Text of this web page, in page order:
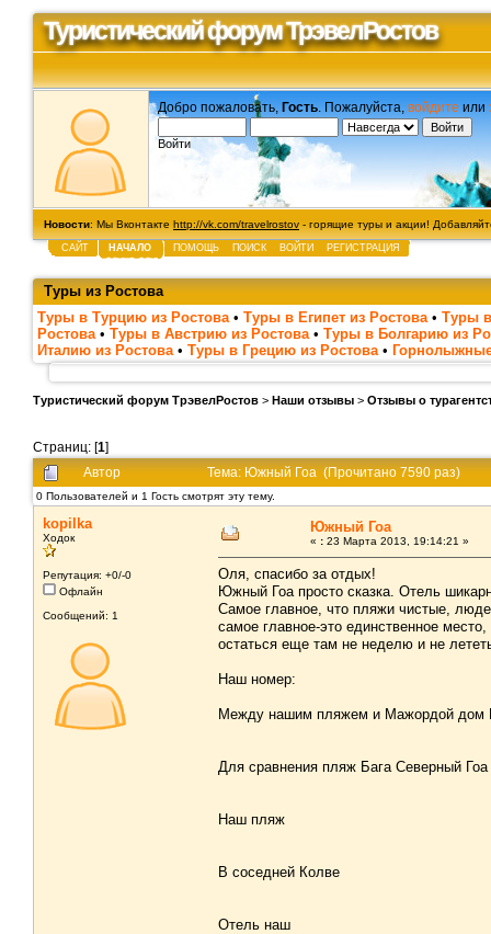
Туристический форум ТрэвелРостов
Добро пожаловать, Гость . Пожалуйста, войдите или
Войти
Новости: Мы Вконтакте http://vk.com/travelrostov - горящие туры и акции!
САЙТ НАЧАЛО ПОМОЩЬ ПОИСК ВОЙТИ РЕГИСТРАЦИЯ
Туры из Ростова
Туры в Турцию из Ростова • Туры в Египет из Ростова • Туры
Ростова • Туры в Австрию из Ростова • Туры в Болгарию из
Италию из Ростова • Туры в Грецию из Ростова •
Туристический форум ТрэвелРостов > Наши отзывы > Отзывы о
Страниц: [1]
Автор
Тема: Южный Гоа (Прочитано 7590 раз)
0 Пользователей и 1 Гость смотрят эту тему.
kopilka
Ходок
Репутация: +0/-0
Офлайн
Сообщений: 1
Южный Гоа
« : 23 Марта 2013, 19:14:21 »
Оля, спасибо за отдых!
Южный Гоа просто сказка. Отель
Самое главное, что пляжи чистые,
самое главное-это единственное
остаться еще там не неделю и не
Наш номер:
Между нашим пляжем и Мажордой дом
Для сравнения пляж Бага Северный Гоа
Наш пляж
В соседней Колве
Отель наш